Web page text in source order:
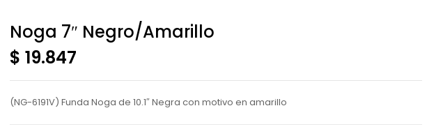
Noga 7″ Negro/Amarillo
$ 19.847
(NG-6191V) Funda Noga de 10.1″ Negra con motivo en amarillo